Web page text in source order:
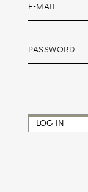
LOG IN